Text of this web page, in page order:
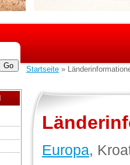
Startseite »
Europa,